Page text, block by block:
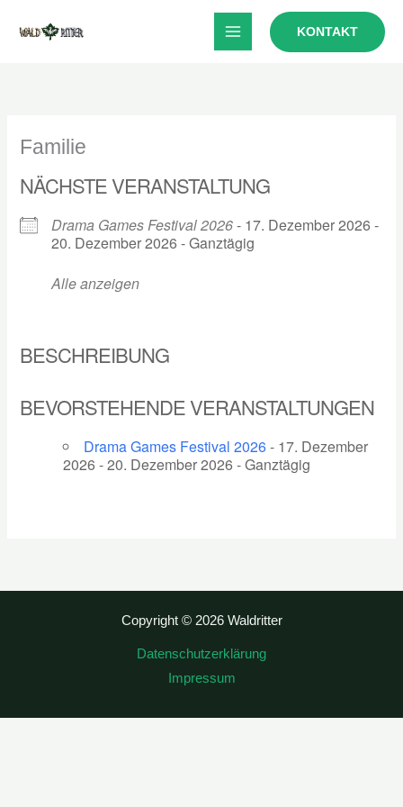
Inhalt
KONTAKT
Familie
NÄCHSTE VERANSTALTUNG
Drama Games Festival 2026- 17. Dezember 2026 -
20. Dezember 2026 - Ganztägig
Alle anzeigen
BESCHREIBUNG
BEVORSTEHENDE VERANSTALTUNGEN
Drama Games Festival 2026- 17. Dezember
2026 - 20. Dezember 2026 - Ganztägig
Copyright © 2026 Waldritter
Datenschutzerklärung
Impressum